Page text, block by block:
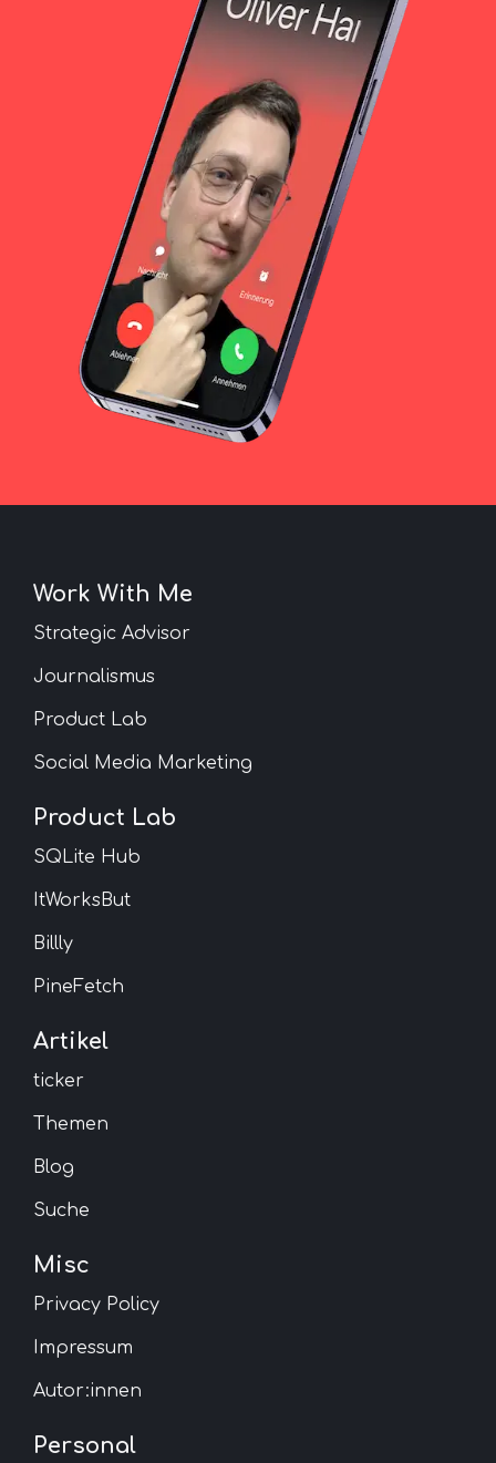
Work With Me
Strategic Advisor
Journalismus
Product Lab
Social Media Marketing
Product Lab
SQLite Hub
ItWorksBut
Billly
PineFetch
Artikel
ticker
Themen
Blog
Suche
Misc
Privacy Policy
Impressum
Autor:innen
Personal